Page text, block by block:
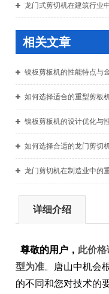
龙门式剪切机在建筑行业
相关文章
镍板剪板机的性能特点与
如何选择适合的重型剪板
镍板剪板机的设计优化与
如何选择合适的龙门剪切
龙门剪切机在制造业中的
详细介绍
尊敬的用户， 此价
型为准。 唐山中机会
的不同和您对技术的